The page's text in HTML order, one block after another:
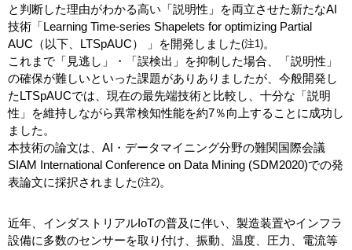
と判断した理由がわかる高い「説明性」を両立させた新たなAI
技術「Learning Time-series Shapelets for optimizing Partial
AUC（以下、LTSpAUC） 」を開発しました(注1)。
これまで「見逃し」・「誤検出」を抑制した場合、「説明性」
の確保が難しいといった課題がありありましたが、今般開発し
たLTSpAUCでは、現在の最先端技術と比較し、十分な「説明
性」を維持しながら異常検知性能を約7％向上することに成功し
ました。
本技術の論文は、AI・データマイニング分野の難関国際会議
SIAM International Conference on Data Mining (SDM2020)での発
表論文に採択されました(注2)。
近年、インダストリアルIoTの普及に伴い、製造装置やインフラ
設備に多数のセンサーを取り付け、振動、温度、圧力、電流等